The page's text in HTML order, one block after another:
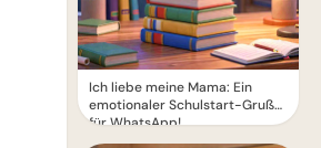
Ich liebe meine Mama: Ein
emotionaler Schulstart-Gruß
für WhatsApp!